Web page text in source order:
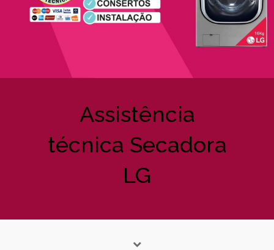
Assistência
técnica Secadora
LG